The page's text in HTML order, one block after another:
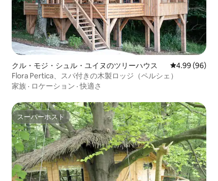
クル・モジ・シュル・ユイヌのツリーハウス レビュー96件
4.99 (96)
Flora Pertica、スパ付きの木製ロッジ（ペルシェ）
家族 · ロケーション ·快適さ
スーパーホスト
スーパーホスト